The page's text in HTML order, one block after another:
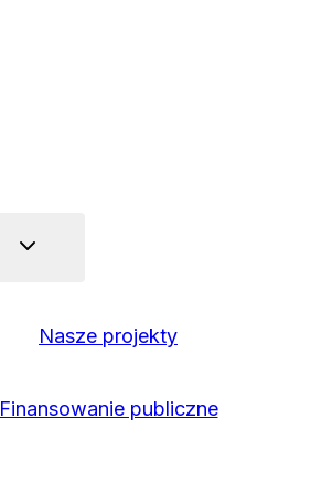
Nasze projekty
Finansowanie publiczne